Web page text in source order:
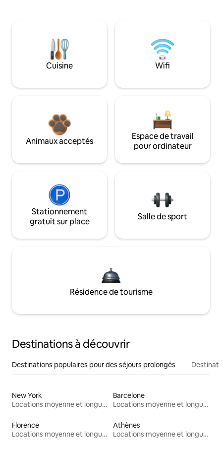
Cuisine Wifi
Animaux acceptés
Espace de travail
pour ordinateur
Stationnement
gratuit sur place
Salle de sport
Résidence de tourisme
Destinations à découvrir
Destinations populaires pour des séjours prolongés
New York
Locations moyenne et longue durée
Barcelone
Locations moyenne et longue durée
Florence
Locations moyenne et longue durée
Athènes
Locations moyenne et longue durée